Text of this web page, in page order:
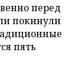
перед
покинули
пять